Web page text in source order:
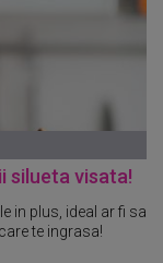
silueta visata!
in plus, ideal ar fi sa
te ingrasa!